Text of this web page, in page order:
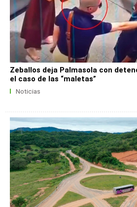
Zeballos deja Palmasola con
el caso de las “maletas”
Noticias